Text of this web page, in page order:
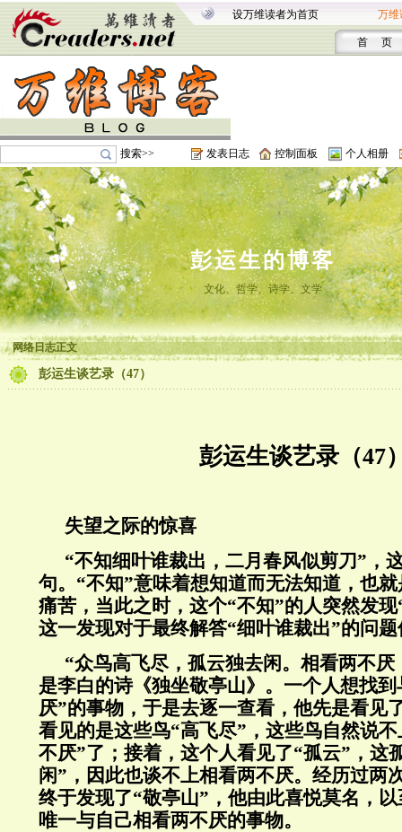
设万维读者为首页 万维
首 页
搜索>> 发表日志 控制面板 个人相册
彭运生的博客
文化、哲学、诗学、文学
网络日志正文
彭运生谈艺录（47）
彭运生谈艺录（47
失望之际的惊喜
“不知细叶谁裁出，二月春风似剪刀”，
句。“不知”意味着想知道而无法知道，也
痛苦，当此之时，这个“不知”的人突然发
这一发现对于最终解答“细叶谁裁出”的问
“众鸟高飞尽，孤云独去闲。相看两不
是李白的诗《独坐敬亭山》。一个人想找
厌”的事物，于是去逐一查看，他先是看见
看见的是这些鸟“高飞尽”，这些鸟自然说
不厌”了；接着，这个人看见了“孤云”，这
闲”，因此也谈不上相看两不厌。经历过两
终于发现了“敬亭山”，他由此喜悦莫名，
唯一与自己相看两不厌的事物。